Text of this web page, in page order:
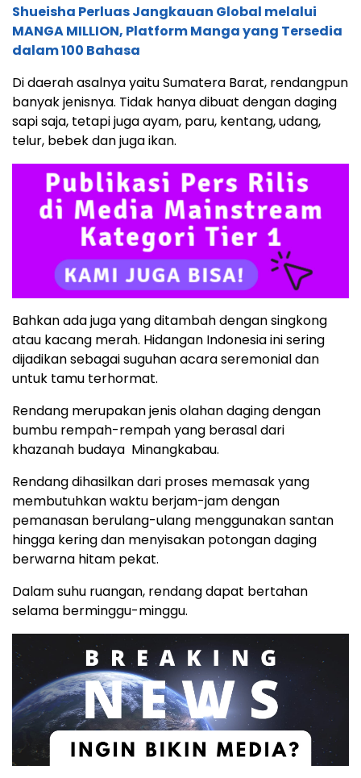
Shueisha Perluas Jangkauan Global melalui
MANGA MILLION, Platform Manga yang Tersedia
dalam 100 Bahasa
Di daerah asalnya yaitu Sumatera Barat, rendangpun
banyak jenisnya. Tidak hanya dibuat dengan daging
sapi saja, tetapi juga ayam, paru, kentang, udang,
telur, bebek dan juga ikan.
Bahkan ada juga yang ditambah dengan singkong
atau kacang merah. Hidangan Indonesia ini sering
dijadikan sebagai suguhan acara seremonial dan
untuk tamu terhormat.
Rendang merupakan jenis olahan daging dengan
bumbu rempah-rempah yang berasal dari
khazanah budaya Minangkabau.
Rendang dihasilkan dari proses memasak yang
membutuhkan waktu berjam-jam dengan
pemanasan berulang-ulang menggunakan santan
hingga kering dan menyisakan potongan daging
berwarna hitam pekat.
Dalam suhu ruangan, rendang dapat bertahan
selama berminggu-minggu.